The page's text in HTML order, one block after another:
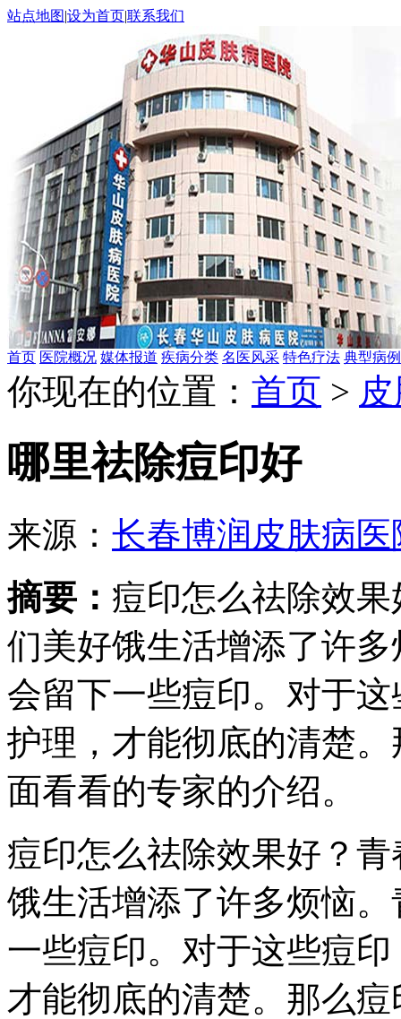
站点地图|设为首页|联系我们
首页 医院概况 媒体报道 疾病分类 名医风采 特色疗法 典型病例
你现在的位置： 首页 >
哪里祛除痘印好
来源： 长春博润皮肤病医
摘要： 痘印怎么祛除效
们美好饿生活增添了许
会留下一些痘印。对于
护理，才能彻底的清楚
面看看的专家的介绍。
痘印怎么祛除效果好？
饿生活增添了许多烦恼
一些痘印。对于这些痘
才能彻底的清楚。那么